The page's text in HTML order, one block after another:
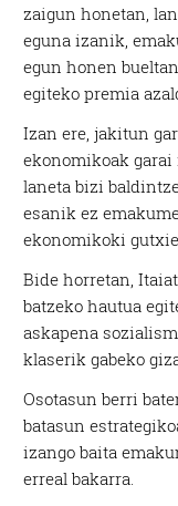
zaigun honetan,
eguna izanik,
egun honen
egiteko premia
Izan ere, jakitun
ekonomikoak
laneta bizi
esanik ez
ekonomikoki
Bide horretan,
batzeko hautua
askapena
klaserik gabeko
Osotasun berri
batasun
izango baita
erreal bakarra.